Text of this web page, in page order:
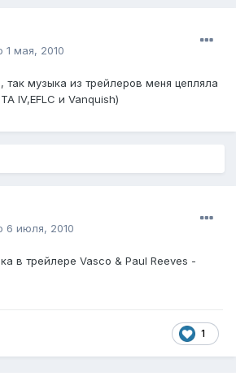
1 мая, 2010
так музыка из трейлеров меня цепляла
IV,EFLC и Vanquish)
6 июля, 2010
в трейлере Vasco & Paul Reeves -
1